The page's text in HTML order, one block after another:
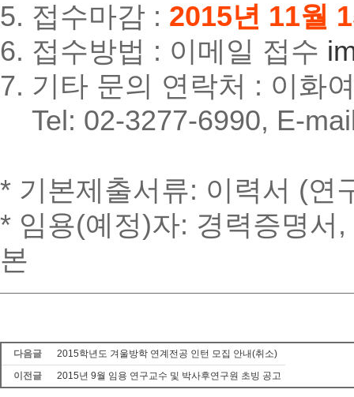
5. 접수마감 : 2015년 11월
6. 접수방법 : 이메일 접수
7. 기타 문의 연락처 : 이화
Tel: 02-3277-6990, E-
* 기본제출서류: 이력서 (연
* 임용(예정)자: 경력증명서
본
다음글
2015학년도 겨울방학 연계전공 인턴 모집 안내(취소)
이전글
2015년 9월 임용 연구교수 및 박사후연구원 초빙 공고